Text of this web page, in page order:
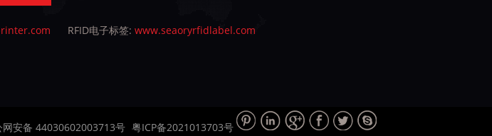
RFID电子标签: www.seaoryrfidlabel.com
网安备 44030602003713号 粤ICP备2021013703号